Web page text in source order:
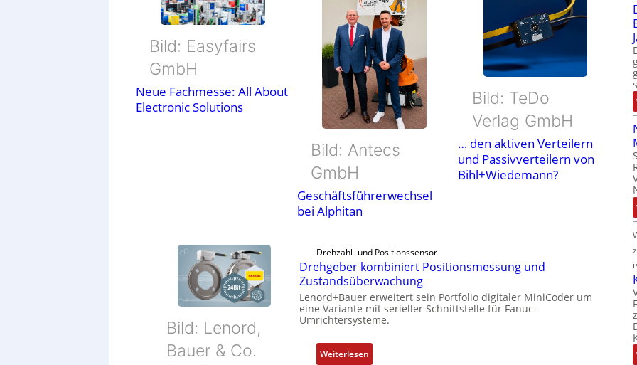
Bild: Easyfairs
GmbH
Neue Fachmesse: All About
Electronic Solutions
Bild: Antecs
GmbH
Geschäftsführerwechsel
bei Alphitan
Bild: TeDo
Verlag GmbH
… den aktiven Verteilern
und Passivverteilern von
Bihl+Wiedemann?
Bild: Lenord,
Bauer & Co.
Drehzahl- und Positionssensor
Drehgeber kombiniert Positionsmessung und
Zustandsüberwachung
Lenord+Bauer erweitert sein Portfolio digitaler MiniCoder um
eine Variante mit serieller Schnittstelle für Fanuc-
Umrichtersysteme.
Weiterlesen: